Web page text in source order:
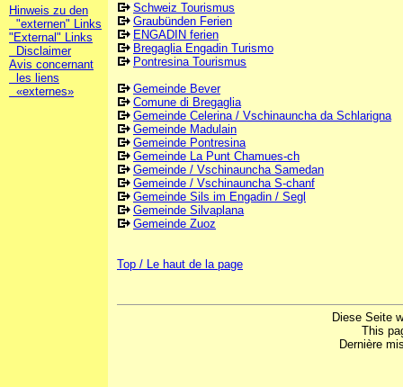
Hinweis zu den
"externen" Links
"External" Links
Disclaimer
Avis concernant
les liens
«externes»
Schweiz Tourismus
Graubünden Ferien
ENGADIN ferien
Bregaglia Engadin Turismo
Pontresina Tourismus
Gemeinde Bever
Comune di Bregaglia
Gemeinde Celerina / Vschinauncha da Schlarigna
Gemeinde Madulain
Gemeinde Pontresina
Gemeinde La Punt Chamues-ch
Gemeinde / Vschinauncha Samedan
Gemeinde / Vschinauncha S-chanf
Gemeinde Sils im Engadin / Segl
Gemeinde Silvaplana
Gemeinde Zuoz
Top / Le haut de la page
Diese Seite
This
Dernière